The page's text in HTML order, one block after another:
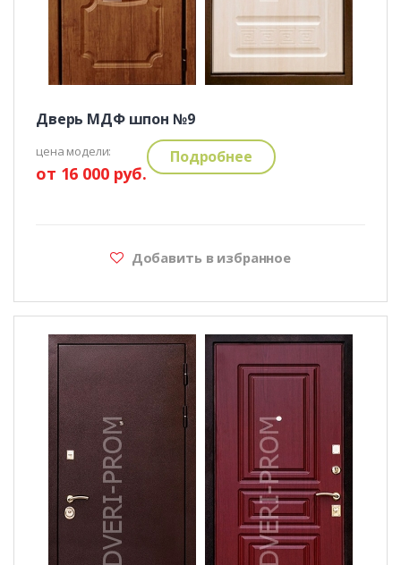
Дверь МДФ шпон №9
цена модели:
от 16 000 руб.
Подробнее
Добавить в избранное